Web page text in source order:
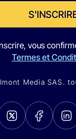
vous
Termes et
Media SAS.